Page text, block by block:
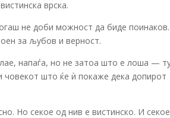
врска.
не доби можност да биде поинаков.
за љубов и верност.
напаѓа, но не затоа што е лоша —
човекот што ќе ѝ покаже дека допирот
Но секое од нив е вистинско. И секое